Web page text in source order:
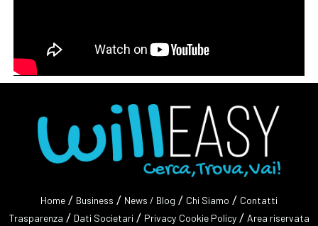
Home / Business / News / Blog / Chi Siamo / Contatti
Trasparenza / Dati Societari / Privacy Cookie Policy/ Area riservata